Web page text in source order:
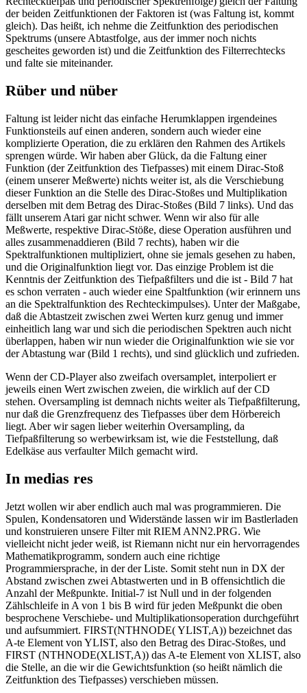
der beiden Zeitfunktionen der Faktoren ist (was Faltung ist, kommt
gleich). Das heißt, ich nehme die Zeitfunktion des periodischen
Spektrums (unsere Abtastfolge, aus der immer noch nichts
gescheites geworden ist) und die Zeitfunktion des Filterrechtecks
und falte sie miteinander.
Rüber und nüber
Faltung ist leider nicht das einfache Herumklappen irgendeines
Funktionsteils auf einen anderen, sondern auch wieder eine
komplizierte Operation, die zu erklären den Rahmen des Artikels
sprengen würde. Wir haben aber Glück, da die Faltung einer
Funktion (der Zeitfunktion des Tiefpasses) mit einem Dirac-Stoß
(einem unserer Meßwerte) nichts weiter ist, als die Verschiebung
dieser Funktion an die Stelle des Dirac-Stoßes und Multiplikation
derselben mit dem Betrag des Dirac-Stoßes (Bild 7 links). Und das
fällt unserem Atari gar nicht schwer. Wenn wir also für alle
Meßwerte, respektive Dirac-Stöße, diese Operation ausführen und
alles zusammenaddieren (Bild 7 rechts), haben wir die
Spektralfunktionen multipliziert, ohne sie jemals gesehen zu haben,
und die Originalfunktion liegt vor. Das einzige Problem ist die
Kenntnis der Zeitfunktion des Tiefpaßfilters und die ist - Bild 7 hat
es schon verraten - auch wieder eine Spaltfunktion (wir erinnern uns
an die Spektralfunktion des Rechteckimpulses). Unter der Maßgabe,
daß die Abtastzeit zwischen zwei Werten kurz genug und immer
einheitlich lang war und sich die periodischen Spektren auch nicht
überlappen, haben wir nun wieder die Originalfunktion wie sie vor
der Abtastung war (Bild 1 rechts), und sind glücklich und zufrieden.
Wenn der CD-Player also zweifach oversamplet, interpoliert er
jeweils einen Wert zwischen zweien, die wirklich auf der CD
stehen. Oversampling ist demnach nichts weiter als Tiefpaßfilterung,
nur daß die Grenzfrequenz des Tiefpasses über dem Hörbereich
liegt. Aber wir sagen lieber weiterhin Oversampling, da
Tiefpaßfilterung so werbewirksam ist, wie die Feststellung, daß
Edelkäse aus verfaulter Milch gemacht wird.
In medias res
Jetzt wollen wir aber endlich auch mal was programmieren. Die
Spulen, Kondensatoren und Widerstände lassen wir im Bastlerladen
und konstruieren unsere Filter mit RIEM ANN2.PRG. Wie
vielleicht nicht jeder weiß, ist Riemann nicht nur ein hervorragendes
Mathematikprogramm, sondern auch eine richtige
Programmiersprache, in der der Liste. Somit steht nun in DX der
Abstand zwischen zwei Abtastwerten und in B offensichtlich die
Anzahl der Meßpunkte. Initial-7 ist Null und in der folgenden
Zählschleife in A von 1 bis B wird für jeden Meßpunkt die oben
besprochene Verschiebe- und Multiplikationsoperation durchgeführt
und aufsummiert. FIRST(NTHNODE( YLIST,A)) bezeichnet das
A-te Element von YLIST, also den Betrag des Dirac-Stoßes, und
FIRST (NTHNODE(XLIST,A)) das A-te Element von XLIST, also
die Stelle, an die wir die Gewichtsfunktion (so heißt nämlich die
Zeitfunktion des Tiefpasses) verschieben müssen.